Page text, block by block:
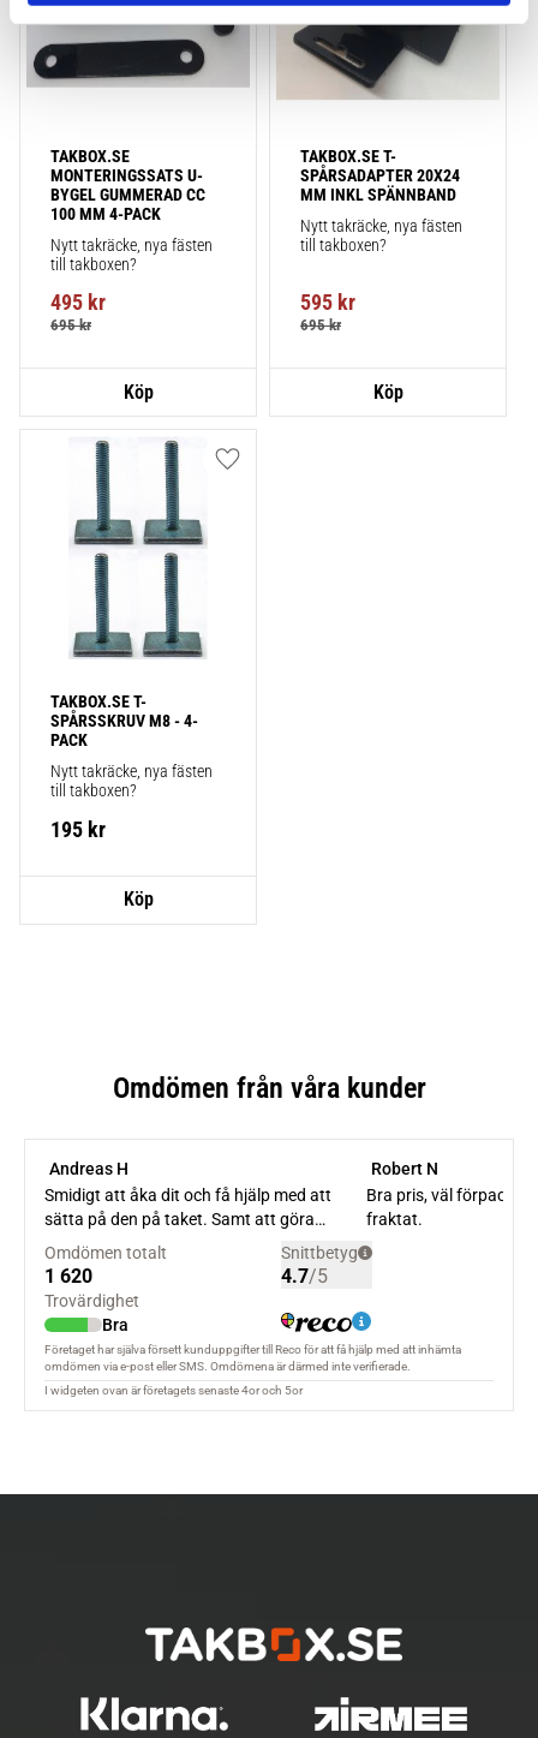
TAKBOX.SE
MONTERINGSSATS U-
BYGEL GUMMERAD CC
100 MM 4-PACK
Nytt takräcke, nya fästen
till takboxen?
495 kr
695kr
TAKBOX.SE T-
SPÅRSADAPTER 20X24
MM INKL SPÄNNBAND
Nytt takräcke, nya fästen
till takboxen?
595 kr
695kr
TAKBOX.SE T-
SPÅRSSKRUV M8 - 4-
PACK
Nytt takräcke, nya fästen
till takboxen?
195 kr
Lägg till i favoriter